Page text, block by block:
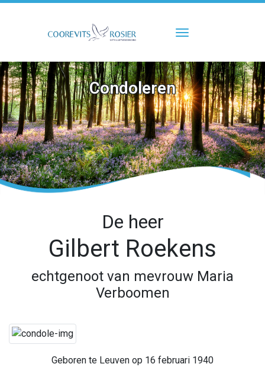
Toggle
Condoleren
De heer
Gilbert Roekens
echtgenoot van mevrouw Maria
Verboomen
Geboren te Leuven op 16 februari 1940